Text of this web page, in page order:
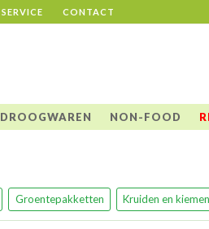
SERVICE CONTACT
DROOGWAREN NON-FOOD
Groentepakketten Kruiden en kiemen